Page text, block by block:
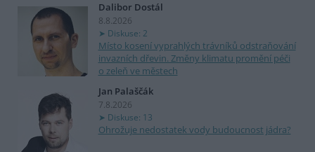
Dalibor Dostál
8.8.2026
Diskuse: 2
Místo kosení vyprahlých trávníků odstraňování
invazních dřevin. Změny klimatu promění péči
o zeleň ve městech
Jan Palaščák
7.8.2026
Diskuse: 13
Ohrožuje nedostatek vody budoucnost jádra?